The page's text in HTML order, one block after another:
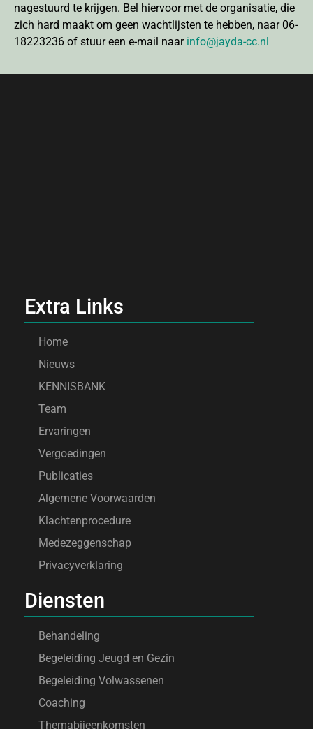
nagestuurd te krijgen. Bel hiervoor met de organisatie, die
zich hard maakt om geen wachtlijsten te hebben, naar 06-
18223236 of stuur een e-mail naar info@jayda-cc.nl
Extra Links
Home
Nieuws
KENNISBANK
Team
Ervaringen
Vergoedingen
Publicaties
Algemene Voorwaarden
Klachtenprocedure
Medezeggenschap
Privacyverklaring
Diensten
Behandeling
Begeleiding Jeugd en Gezin
Begeleiding Volwassenen
Coaching
Themabijeenkomsten